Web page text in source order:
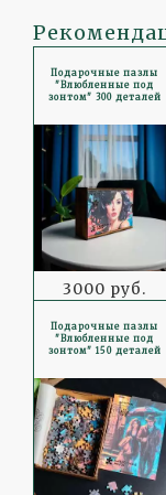
Подарочные пазлы
"Влюбленные под
зонтом" 300 деталей
3000 руб.
Подарочные пазлы
"Влюбленные под
зонтом" 150 деталей